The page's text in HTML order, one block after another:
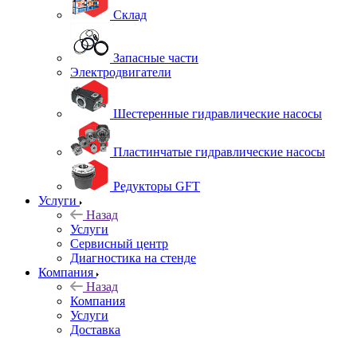
Склад
Запасные части
Электродвигатели
Шестеренные гидравлические насосы
Пластинчатые гидравлические насосы
Редукторы GFT
Услуги
Назад
Услуги
Сервисный центр
Диагностика на стенде
Компания
Назад
Компания
Услуги
Доставка